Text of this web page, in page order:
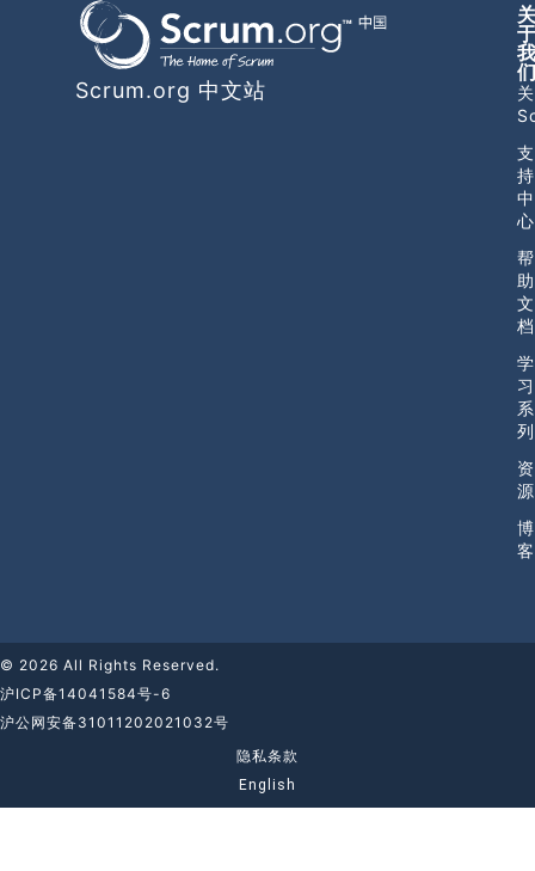
Scrum.org 中文站
支
持
中
心
帮
助
文
档
学
习
系
列
资
源
博
客
© 2026 All Rights Reserved.
沪ICP备14041584号-6
沪公网安备31011202021032号
隐私条款
English